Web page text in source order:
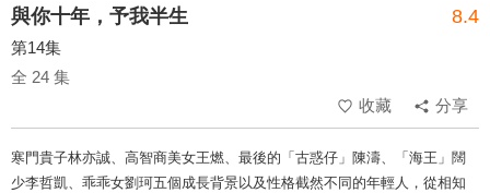
與你十年，予我半生 8.4
第14集
全 24 集
收藏
分享
寒門貴子林亦誠、高智商美女王燃、最後的「古惑仔」陳濤、「海王」闊
少李哲凱、乖乖女劉珂五個成長背景以及性格截然不同的年輕人，從相知